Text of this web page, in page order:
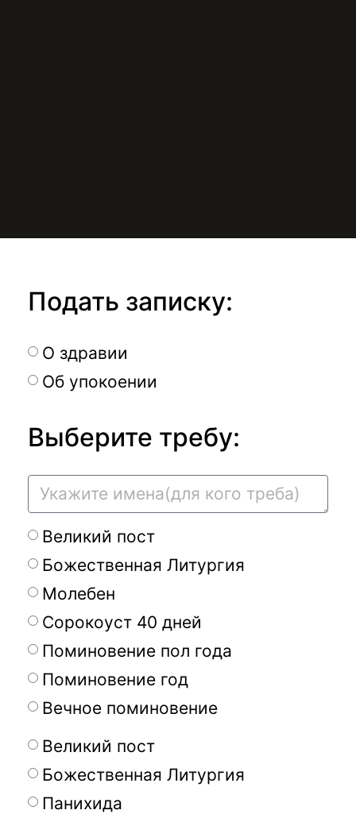
Подать записку:
О здравии
Об упокоении
Выберите требу:
Великий пост
Божественная Литургия
Молебен
Сорокоуст 40 дней
Поминовение пол года
Поминовение год
Вечное поминовение
Великий пост
Божественная Литургия
Панихида